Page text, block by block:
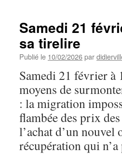
Samedi 21
sa tirelire
Publié le 10/02/2026par
Samedi 21 février à
moyens de
: la migration
flambée des prix
l’achat d’un nouvel
récupération qui